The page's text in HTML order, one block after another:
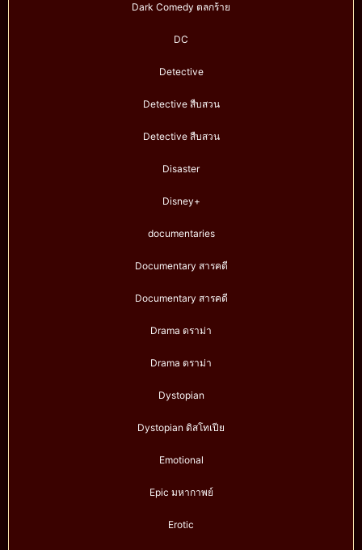
Dark Comedy ตลกร้าย
DC
Detective
Detective สืบสวน
Detective สืบสวน
Disaster
Disney+
documentaries
Documentary สารคดี
Documentary สารคดี
Drama ดราม่า
Drama ดราม่า
Dystopian
Dystopian ดิสโทเปีย
Emotional
Epic มหากาพย์
Erotic